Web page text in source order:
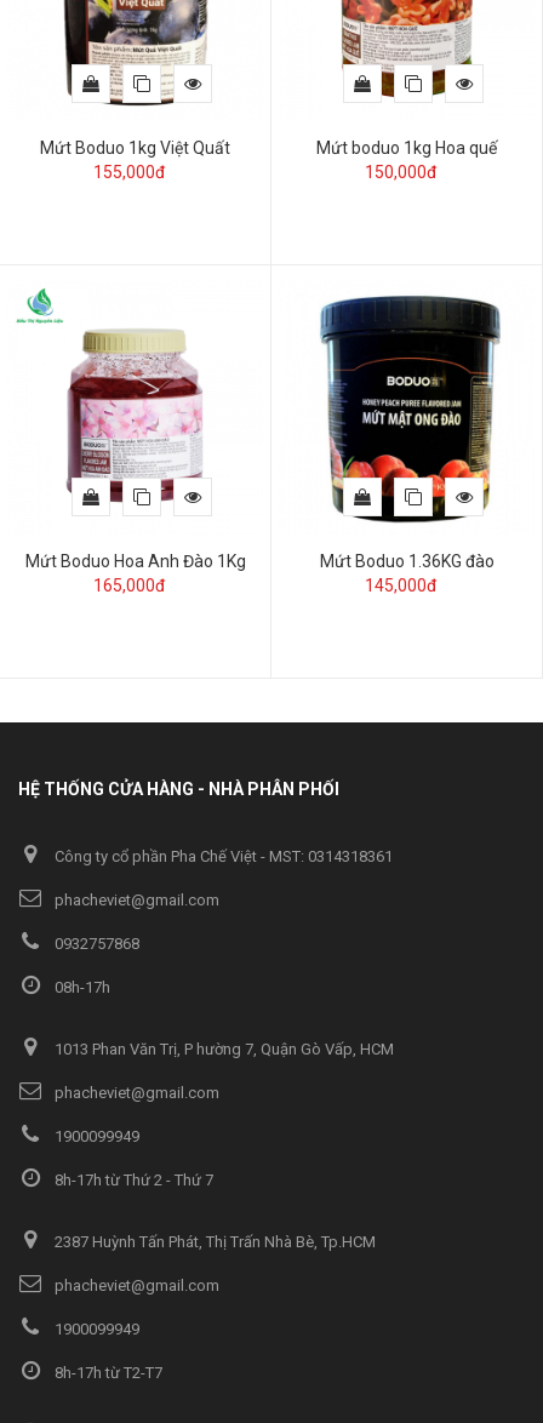
Mứt Boduo 1kg Việt Quất
155,000đ
Mứt boduo 1kg Hoa quế
150,000đ
Mứt Boduo Hoa Anh Đào 1Kg
165,000đ
Mứt Boduo 1.36KG đào
145,000đ
HỆ THỐNG CỬA HÀNG - NHÀ PHÂN PHỐI
Công ty cổ phần Pha Chế Việt - MST: 0314318361
phacheviet@gmail.com
0932757868
08h-17h
1013 Phan Văn Trị, P hường 7, Quận Gò Vấp, HCM
phacheviet@gmail.com
1900099949
8h-17h từ Thứ 2 - Thứ 7
2387 Huỳnh Tấn Phát, Thị Trấn Nhà Bè, Tp.HCM
phacheviet@gmail.com
1900099949
8h-17h từ T2-T7